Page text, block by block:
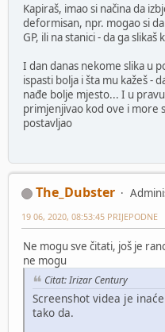
Kapiraš, imao si načina da
deformisan, npr. mogao si
GP, ili na stanici - da ga slikaš
I dan danas nekome slika u
ispasti bolja i šta mu kažeš -
nađe bolje mjesto... I u
primjenjivao kod ove i more
postavljao
The_Dubster
19 06, 2020, 08:53:45 PRIJEPODNE
Ne mogu sve čitati, još je
ne mogu
Citat: Irizar Century
Screenshot videa je
tako da.